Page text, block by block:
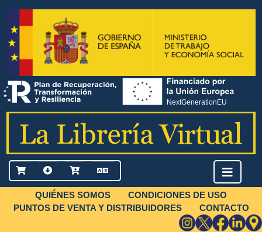
QUIÉNES SOMOS
CONDICIONES DE USO
PUNTOS DE VENTA Y DISTRIBUIDORES
CONTACTO